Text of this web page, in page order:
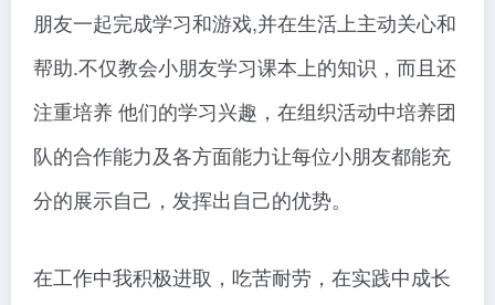
朋友一起完成学习和游戏,并在生活上主动关心和
帮助.不仅教会小朋友学习课本上的知识，而且还
注重培养 他们的学习兴趣，在组织活动中培养团
队的合作能力及各方面能力让每位小朋友都能充
分的展示自己，发挥出自己的优势。
在工作中我积极进取，吃苦耐劳，在实践中成长